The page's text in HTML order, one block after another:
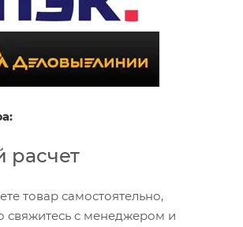
расчет
товар самостоятельно,
свяжитесь с менеджером и